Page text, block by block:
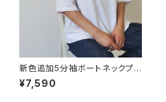
新色追加5分袖ボートネックプル
オーバー【43191】
¥7,590